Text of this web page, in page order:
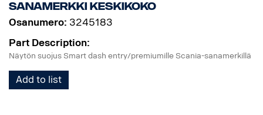
Sanamerkki keskikoko
Osanumero: 3245183
Part Description:
Näytön suojus Smart dash entry/premiumille Scania-sanamerkillä
Add to list